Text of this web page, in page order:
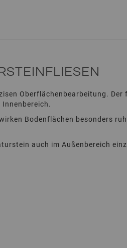
Oberflächenbearbeitung. Der
Bodenflächen besonders
auch im Außenbereich